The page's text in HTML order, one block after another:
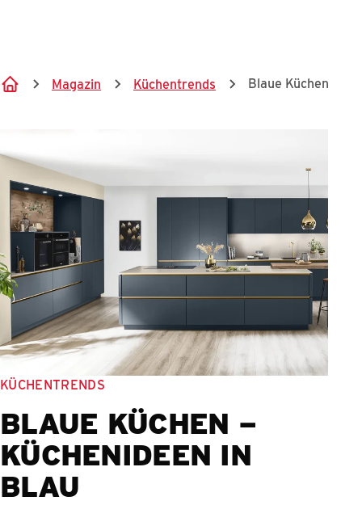
Magazin Küchentrends Blaue Küchen
KÜCHENTRENDS
BLAUE KÜCHEN –
KÜCHENIDEEN IN
BLAU